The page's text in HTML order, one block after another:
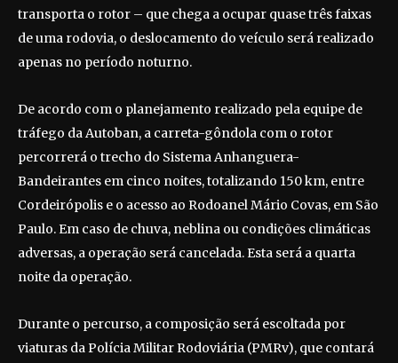
transporta o rotor – que chega a ocupar quase três faixas
de uma rodovia, o deslocamento do veículo será realizado
apenas no período noturno.
De acordo com o planejamento realizado pela equipe de
tráfego da Autoban, a carreta-gôndola com o rotor
percorrerá o trecho do Sistema Anhanguera-
Bandeirantes em cinco noites, totalizando 150 km, entre
Cordeirópolis e o acesso ao Rodoanel Mário Covas, em São
Paulo. Em caso de chuva, neblina ou condições climáticas
adversas, a operação será cancelada. Esta será a quarta
noite da operação.
Durante o percurso, a composição será escoltada por
viaturas da Polícia Militar Rodoviária (PMRv), que contará